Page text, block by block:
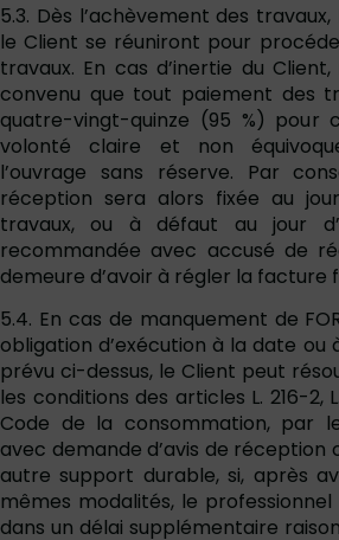
5.3. Dès l’achèvement des travaux,
le Client se réuniront pour
travaux. En cas d’inertie du
convenu que tout paiement des
quatre-vingt-quinze (95 %) pour
volonté claire et non
l’ouvrage sans réserve. Par
réception sera alors fixée au
travaux, ou à défaut au jour
recommandée avec accusé de
demeure d’avoir à régler la facture
5.4. En cas de manquement de
obligation d’exécution à la date ou
prévu ci-dessus, le Client peut
les conditions des articles L. 216-2,
Code de la consommation, par
avec demande d’avis de réception
autre support durable, si, après
mêmes modalités, le
dans un délai supplémentaire